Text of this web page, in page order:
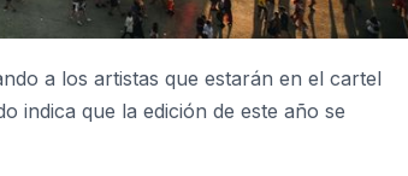
a los artistas que estarán en el cartel
indica que la edición de este año se